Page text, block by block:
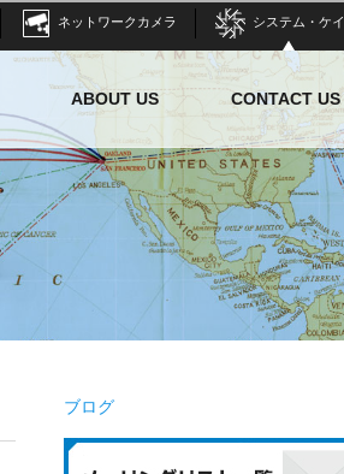
ネットワークカメラ システム・ケイ
ABOUT US CONTACT US
ブログ